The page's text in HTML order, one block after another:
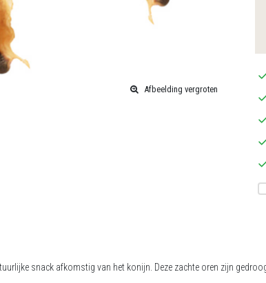
Afbeelding vergroten
snack afkomstig van het konijn. Deze zachte oren zijn